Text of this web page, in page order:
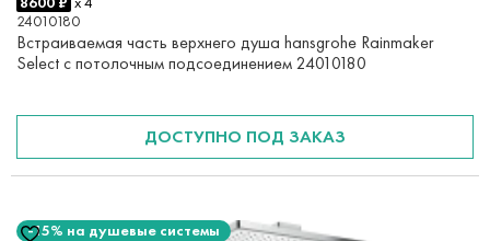
24010180
Встраиваемая часть верхнего душа hansgrohe Rainmaker
Select с потолочным подсоединением 24010180
ДОСТУПНО ПОД ЗАКАЗ
-15% на душевые системы